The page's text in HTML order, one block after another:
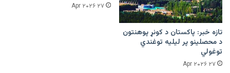
تازه خبر: پاکستان د کونړ پوهنتون
د محصلینو پر لیلیه توغندي
توغولي
۲۷ Apr ۲۰۲۶
۲۷ Apr ۲۰۲۶